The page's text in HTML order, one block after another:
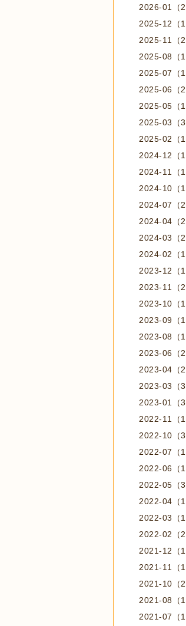
2026-01（2
2025-12（1
2025-11（2
2025-08（1
2025-07（1
2025-06（2
2025-05（1
2025-03（3
2025-02（1
2024-12（1
2024-11（1
2024-10（1
2024-07（2
2024-04（2
2024-03（2
2024-02（1
2023-12（1
2023-11（2
2023-10（1
2023-09（1
2023-08（1
2023-06（2
2023-04（2
2023-03（3
2023-01（3
2022-11（1
2022-10（3
2022-07（1
2022-06（1
2022-05（3
2022-04（1
2022-03（1
2022-02（2
2021-12（1
2021-11（1
2021-10（2
2021-08（1
2021-07（1